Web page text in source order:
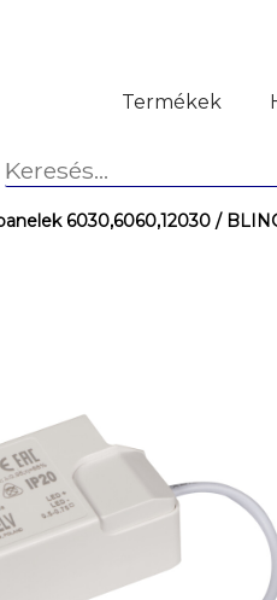
Termékek
6030,6060,12030 /